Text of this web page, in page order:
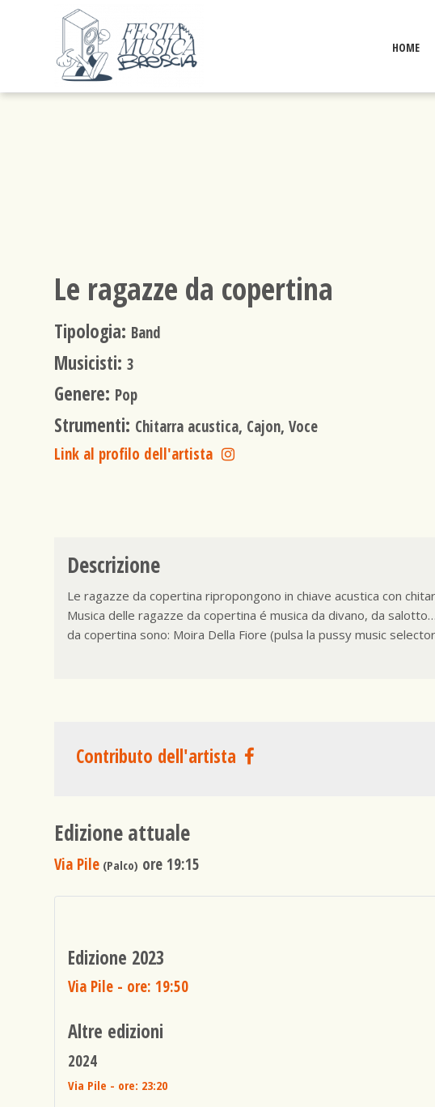
HOME
Le ragazze da copertina
Tipologia: Band
Musicisti: 3
Genere: Pop
Strumenti: Chitarra acustica, Cajon, Voce
Link al profilo dell'artista
Descrizione
Le ragazze da copertina ripropongono in chiave acustica con
Musica delle ragazze da copertina é musica da divano, da
da copertina sono: Moira Della Fiore (pulsa la pussy music
Contributo dell'artista
Edizione attuale
Via Pile (Palco) ore 19:15
Edizione 2023
Via Pile - ore: 19:50
Altre edizioni
2024
Via Pile - ore: 23:20